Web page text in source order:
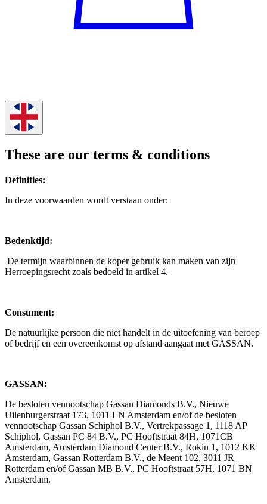
These are our terms & conditions
Definities:
In deze voorwaarden wordt verstaan onder:
Bedenktijd:
De termijn waarbinnen de koper gebruik kan maken van zijn
Herroepingsrecht zoals bedoeld in artikel 4.
Consument:
De natuurlijke persoon die niet handelt in de uitoefening van beroep
of bedrijf en een overeenkomst op afstand aangaat met GASSAN.
GASSAN:
De besloten vennootschap Gassan Diamonds B.V., Nieuwe
Uilenburgerstraat 173, 1011 LN Amsterdam en/of de besloten
vennootschap Gassan Schiphol B.V., Vertrekpassage 1, 1118 AP
Schiphol, Gassan PC 84 B.V., PC Hooftstraat 84H, 1071CB
Amsterdam, Amsterdam Diamond Center B.V., Rokin 1, 1012 KK
Amsterdam, Gassan Rotterdam B.V., de Meent 102, 3011 JR
Rotterdam en/of Gassan MB B.V., PC Hooftstraat 57H, 1071 BN
Amsterdam.